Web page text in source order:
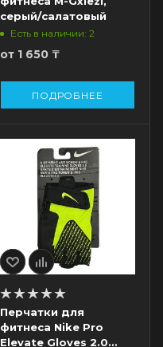
серый/салатовый
Есть в наличии: 2
от 1 650 ₸
ПОДРОБНЕЕ
Перчатки для
фитнеса Nike Pro
Elevate Gloves 2.0